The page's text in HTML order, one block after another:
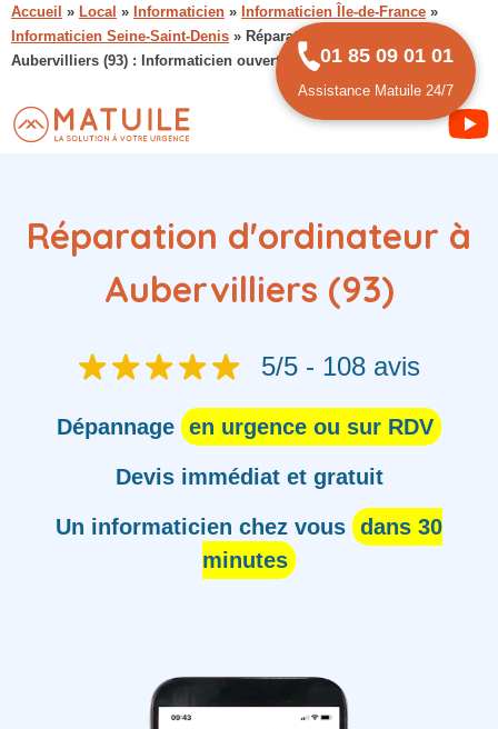
Accueil » Local » Informaticien » Informaticien Île-de-France »
Informaticien Seine-Saint-Denis » Réparation d’ordinateur à
Aubervilliers (93) : Informaticien ouvert 24h/24 et 7j/7
Réparation d'ordinateur à
Aubervilliers (93)
5/5 - 108 avis
Dépannage en urgence ou sur RDV
Devis immédiat et gratuit
Un informaticien chez vous dans 30
minutes
01 85 09 01 01
Assistance Matuile 24/7